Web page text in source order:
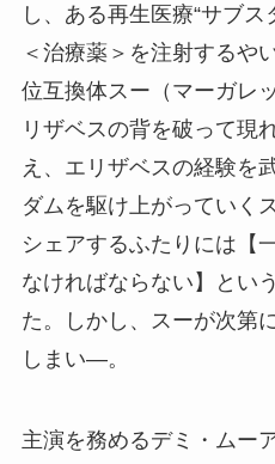
し、ある再生医療“サブ
＜治療薬＞を注射するや
位互換体スー（マーガレ
リザベスの背を破って現
え、エリザベスの経験を
ダムを駆け上がっていく
シェアするふたりには【
なければならない】とい
た。しかし、スーが次第
しまい―。
主演を務めるデミ・ムー